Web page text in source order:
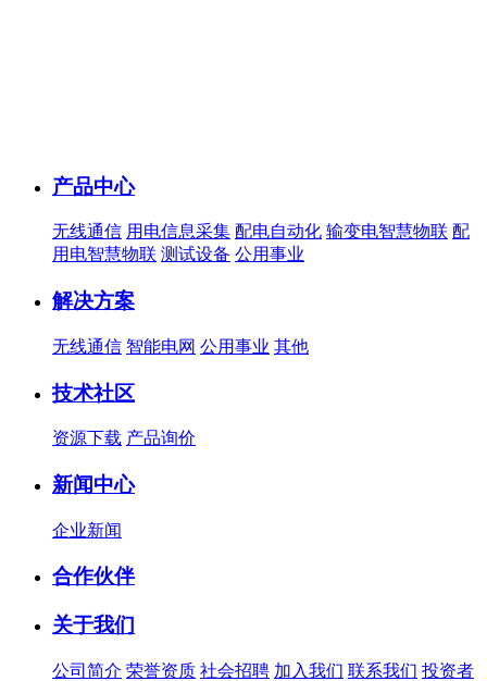
产品中心
无线通信 用电信息采集 配电自动化 输变电智慧物联 配
用电智慧物联 测试设备 公用事业
解决方案
无线通信 智能电网 公用事业 其他
技术社区
资源下载 产品询价
新闻中心
企业新闻
合作伙伴
关于我们
公司简介 荣誉资质 社会招聘 加入我们 联系我们 投资者